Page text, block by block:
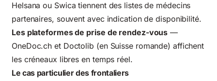
Helsana ou Swica tiennent des listes de médecins
partenaires, souvent avec indication de disponibilité.
Les plateformes de prise de rendez-vous —
OneDoc.ch et Doctolib (en Suisse romande) affichent
les créneaux libres en temps réel.
Le cas particulier des frontaliers